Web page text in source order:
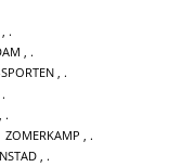
,
,
,
ZOMERKAMP